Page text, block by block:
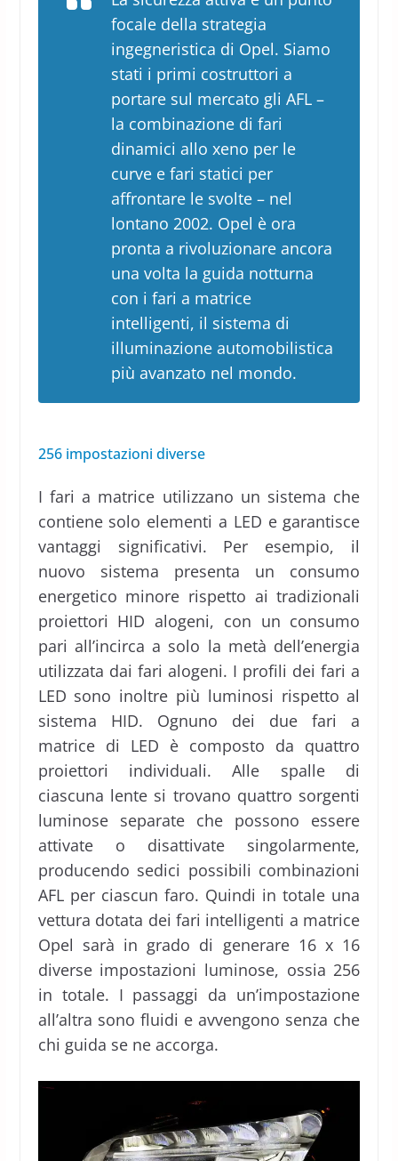
focale della strategia
ingegneristica di Opel. Siamo
stati i primi costruttori a
portare sul mercato gli AFL –
la combinazione di fari
dinamici allo xeno per le
curve e fari statici per
affrontare le svolte – nel
lontano 2002. Opel è ora
pronta a rivoluzionare ancora
una volta la guida notturna
con i fari a matrice
intelligenti, il sistema di
illuminazione automobilistica
più avanzato nel mondo.
256 impostazioni diverse
I fari a matrice utilizzano un sistema che
contiene solo elementi a LED e garantisce
vantaggi significativi. Per esempio, il
nuovo sistema presenta un consumo
energetico minore rispetto ai tradizionali
proiettori HID alogeni, con un consumo
pari all’incirca a solo la metà dell’energia
utilizzata dai fari alogeni. I profili dei fari a
LED sono inoltre più luminosi rispetto al
sistema HID. Ognuno dei due fari a
matrice di LED è composto da quattro
proiettori individuali. Alle spalle di
ciascuna lente si trovano quattro sorgenti
luminose separate che possono essere
attivate o disattivate singolarmente,
producendo sedici possibili combinazioni
AFL per ciascun faro. Quindi in totale una
vettura dotata dei fari intelligenti a matrice
Opel sarà in grado di generare 16 x 16
diverse impostazioni luminose, ossia 256
in totale. I passaggi da un’impostazione
all’altra sono fluidi e avvengono senza che
chi guida se ne accorga.